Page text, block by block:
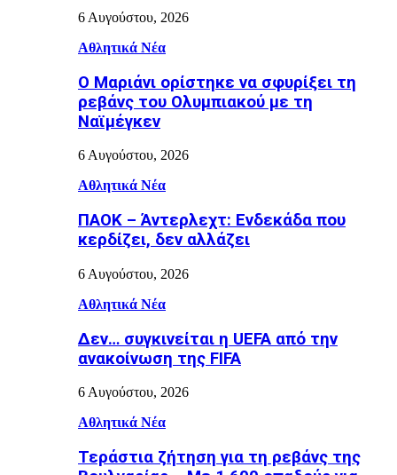
6 Αυγούστου, 2026
Αθλητικά Νέα
Ο Μαριάνι ορίστηκε να σφυρίξει τη
ρεβάνς του Ολυμπιακού με τη
Ναϊμέγκεν
6 Αυγούστου, 2026
Αθλητικά Νέα
ΠΑΟΚ – Άντερλεχτ: Ενδεκάδα που
κερδίζει, δεν αλλάζει
6 Αυγούστου, 2026
Αθλητικά Νέα
Δεν… συγκινείται η UEFA από την
ανακοίνωση της FIFA
6 Αυγούστου, 2026
Αθλητικά Νέα
Τεράστια ζήτηση για τη ρεβάνς της